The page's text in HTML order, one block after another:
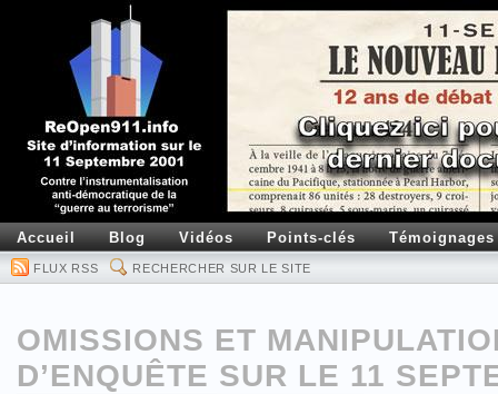
Accueil Blog Vidéos Points-clés Témoignages
FLUX RSS RECHERCHER SUR LE SITE
OMISSIONS ET
D’ENQUÊTE SUR LE 11